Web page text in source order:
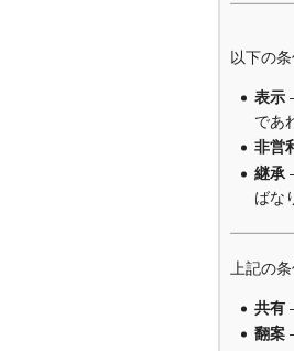
以下の
表示
であ
非営
継承
ばな
上記の
共有
翻案